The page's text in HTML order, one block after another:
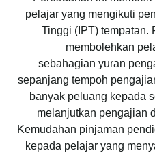
pelajar yang mengikuti
Tinggi (IPT) tempatan.
membolehkan
sebahagian yuran
sepanjang tempoh
banyak peluang kepada
melanjutkan pengajian
Kemudahan pinjaman
kepada pelajar yang